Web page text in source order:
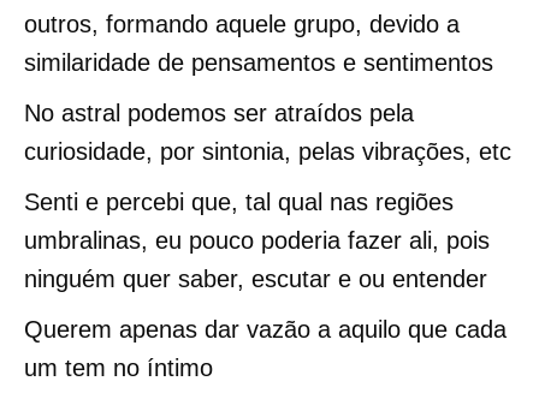
outros, formando aquele grupo, devido a
similaridade de pensamentos e sentimentos
No astral podemos ser atraídos pela
curiosidade, por sintonia, pelas vibrações, etc
Senti e percebi que, tal qual nas regiões
umbralinas, eu pouco poderia fazer ali, pois
ninguém quer saber, escutar e ou entender
Querem apenas dar vazão a aquilo que cada
um tem no íntimo